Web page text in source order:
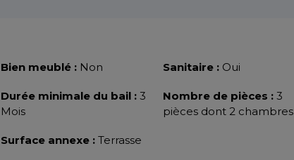
Bien meublé : Non Sanitaire : Oui
Durée minimale du bail :3
Mois
Nombre de pièces : 3
pièces dont 2 chambres
Surface annexe :Terrasse